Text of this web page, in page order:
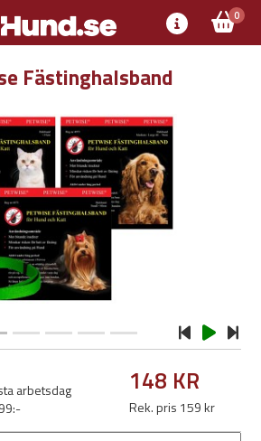
0
Fästinghalsband
arbetsdag
148 KR
Rek. pris 159 kr